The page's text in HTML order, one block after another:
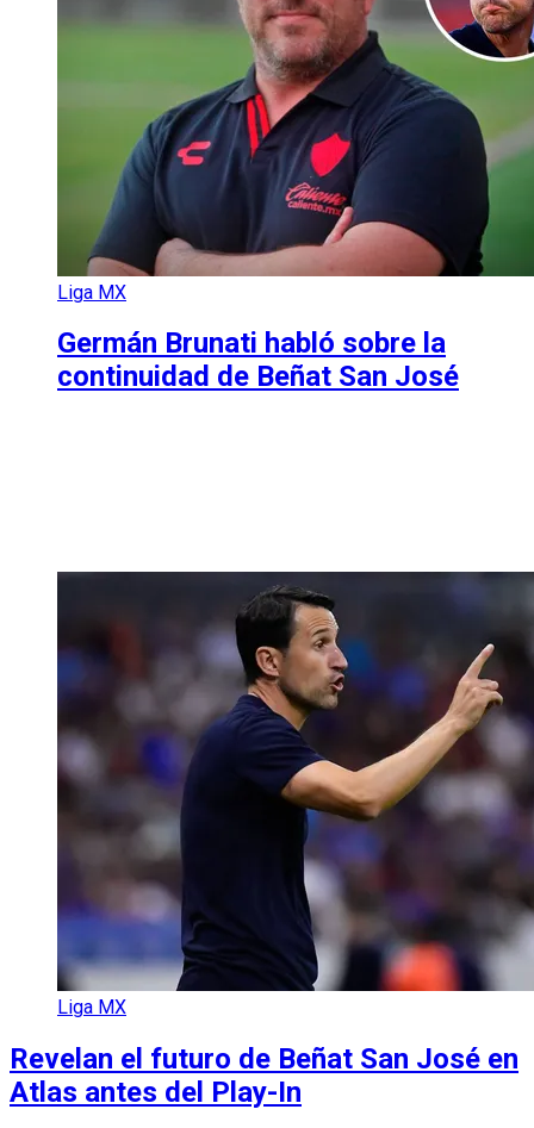
Liga MX
Germán Brunati habló sobre la
continuidad de Beñat San José
Liga MX
Revelan el futuro de Beñat San José en
Atlas antes del Play-In